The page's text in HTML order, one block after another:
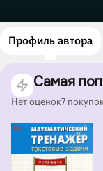
Профиль автора
Самая
Нет оценок7